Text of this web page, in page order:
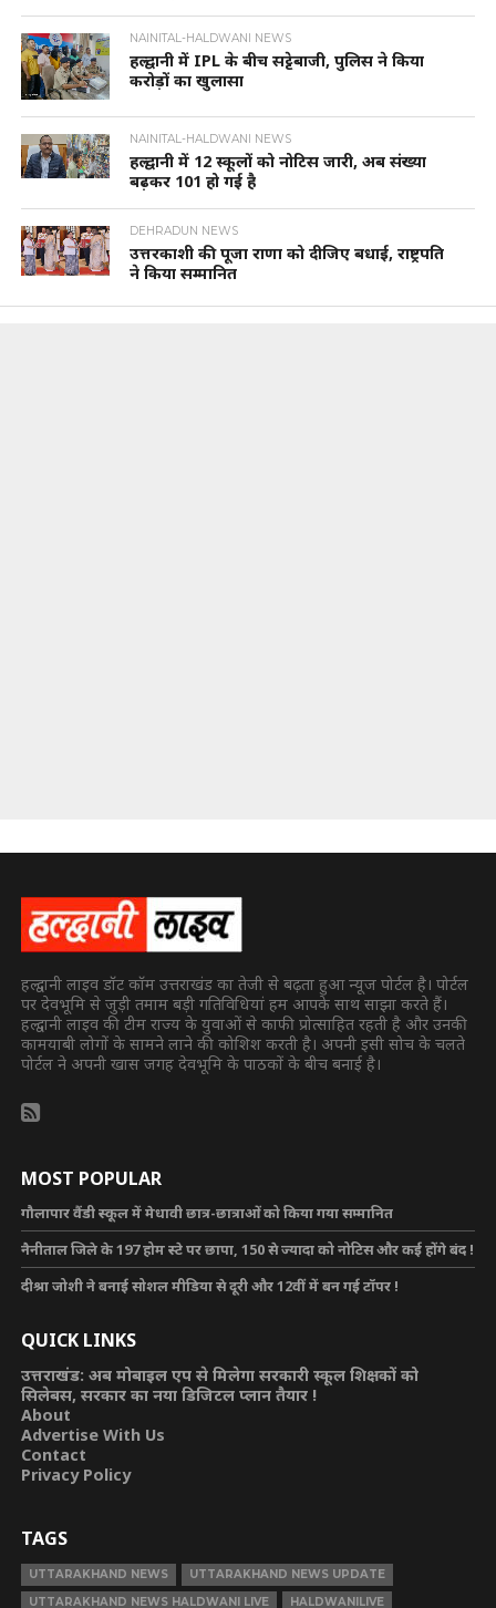
NAINITAL-HALDWANI NEWS
हल्द्वानी में IPL के बीच सट्टेबाजी, पुलिस ने किया
करोड़ों का खुलासा
NAINITAL-HALDWANI NEWS
हल्द्वानी में 12 स्कूलों को नोटिस जारी, अब संख्या
बढ़कर 101 हो गई है
DEHRADUN NEWS
उत्तरकाशी की पूजा राणा को दीजिए बधाई, राष्ट्रपति
ने किया सम्मानित
हल्द्वानी लाइव डॉट कॉम उत्तराखंड का तेजी से बढ़ता हुआ न्यूज पोर्टल है। पोर्टल
पर देवभूमि से जुड़ी तमाम बड़ी गतिविधियां हम आपके साथ साझा करते हैं।
हल्द्वानी लाइव की टीम राज्य के युवाओं से काफी प्रोत्साहित रहती है और उनकी
कामयाबी लोगों के सामने लाने की कोशिश करती है। अपनी इसी सोच के चलते
पोर्टल ने अपनी खास जगह देवभूमि के पाठकों के बीच बनाई है।
MOST POPULAR
गौलापार वैंडी स्कूल में मेधावी छात्र-छात्राओं को किया गया सम्मानित
नैनीताल जिले के 197 होम स्टे पर छापा, 150 से ज्यादा को नोटिस और कई होंगे बंद !
दीश्रा जोशी ने बनाई सोशल मीडिया से दूरी और 12वीं में बन गई टॉपर !
QUICK LINKS
उत्तराखंड: अब मोबाइल एप से मिलेगा सरकारी स्कूल शिक्षकों को
सिलेबस, सरकार का नया डिजिटल प्लान तैयार !
About
Advertise With Us
Contact
Privacy Policy
TAGS
UTTARAKHAND NEWS
UTTARAKHAND NEWS UPDATE
UTTARAKHAND NEWS HALDWANI LIVE
HALDWANILIVE